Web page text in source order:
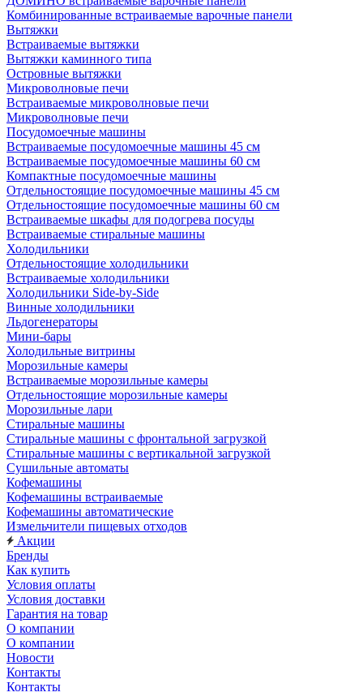
Комбинированные встраиваемые варочные панели
Вытяжки
Встраиваемые вытяжки
Вытяжки каминного типа
Островные вытяжки
Микроволновые печи
Встраиваемые микроволновые печи
Микроволновые печи
Посудомоечные машины
Встраиваемые посудомоечные машины 45 см
Встраиваемые посудомоечные машины 60 см
Компактные посудомоечные машины
Отдельностоящие посудомоечные машины 45 см
Отдельностоящие посудомоечные машины 60 см
Встраиваемые шкафы для подогрева посуды
Встраиваемые стиральные машины
Холодильники
Отдельностоящие холодильники
Встраиваемые холодильники
Холодильники Side-by-Side
Винные холодильники
Льдогенераторы
Мини-бары
Холодильные витрины
Морозильные камеры
Встраиваемые морозильные камеры
Отдельностоящие морозильные камеры
Морозильные лари
Стиральные машины
Стиральные машины с фронтальной загрузкой
Стиральные машины с вертикальной загрузкой
Сушильные автоматы
Кофемашины
Кофемашины встраиваемые
Кофемашины автоматические
Измельчители пищевых отходов
Акции
Бренды
Как купить
Условия оплаты
Условия доставки
Гарантия на товар
О компании
О компании
Новости
Контакты
Контакты